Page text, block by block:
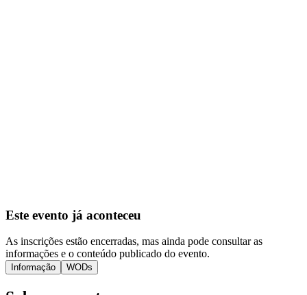
Este evento já aconteceu
As inscrições estão encerradas, mas ainda pode consultar as
informações e o conteúdo publicado do evento.
Informação WODs